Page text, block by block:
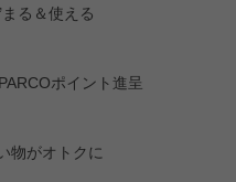
る＆使える
ポイント進呈
物がオトクに